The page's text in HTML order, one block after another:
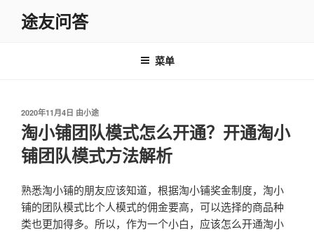
途友问答
菜单
发
布
于
2020年11月4日 由小途
淘小铺团队模式怎么开通？开通淘小
铺团队模式方法解析
熟悉淘小铺的朋友应该知道，根据淘小铺奖金制度，淘小
铺的团队模式比个人模式的佣金要高，可以选择的商品种
类也更加得多。所以，作为一个小白，应该怎么开通淘小